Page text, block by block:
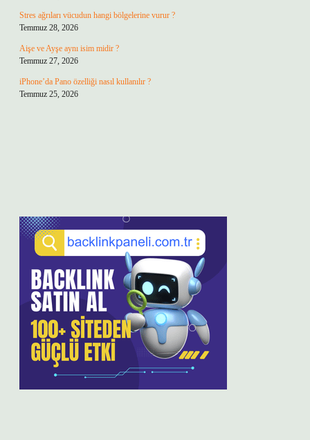
Stres ağrıları vücudun hangi bölgelerine vurur ?
Temmuz 28, 2026
Aişe ve Ayşe aynı isim midir ?
Temmuz 27, 2026
iPhone’da Pano özelliği nasıl kullanılır ?
Temmuz 25, 2026